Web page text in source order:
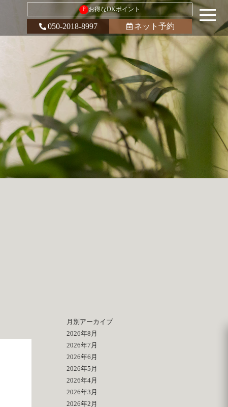
P お得なDKポイント
050-2018-8997 ネット予約
月別アーカイブ
2026年8月
2026年7月
2026年6月
2026年5月
2026年4月
2026年3月
2026年2月